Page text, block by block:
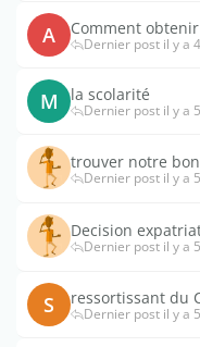
A Comment
Dernier post il y a
M la scolarité
Dernier post il y a
trouver notre
Dernier post il y a
Decision
Dernier post il y a
S ressortissant du
Dernier post il y a